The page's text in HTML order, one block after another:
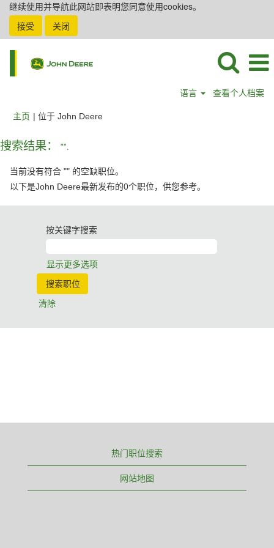
继续使用并导航此网站即表明您同意使用cookies。
接受
关闭
语言 查看个人档案
主页 | 位于 John Deere（当
搜索结果： "".
当前没有符合 "" 的空缺职位。
以下是John Deere最新发布的0个职位，供您参考。
按关键字搜索
显示更多选项
清除
热门职位搜索
网站地图